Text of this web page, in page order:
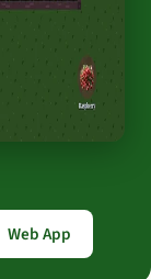
Web App